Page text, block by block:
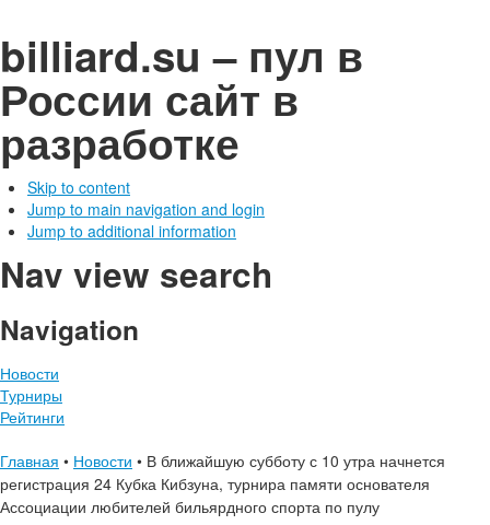
billiard.su – пул в
России сайт в
разработке
Skip to content
Jump to main navigation and login
Jump to additional information
Nav view search
Navigation
Новости
Турниры
Рейтинги
Главная • Новости • В ближайшую субботу с 10 утра начнется
регистрация 24 Кубка Кибзуна, турнира памяти основателя
Ассоциации любителей бильярдного спорта по пулу